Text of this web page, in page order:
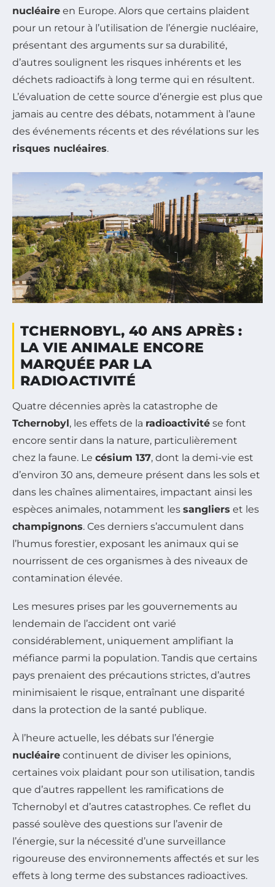
nucléaire en Europe. Alors que certains plaident
pour un retour à l’utilisation de l’énergie nucléaire,
présentant des arguments sur sa durabilité,
d’autres soulignent les risques inhérents et les
déchets radioactifs à long terme qui en résultent.
L’évaluation de cette source d’énergie est plus que
jamais au centre des débats, notamment à l’aune
des événements récents et des révélations sur les
risques nucléaires.
TCHERNOBYL, 40 ANS APRÈS :
LA VIE ANIMALE ENCORE
MARQUÉE PAR LA
RADIOACTIVITÉ
Quatre décennies après la catastrophe de
Tchernobyl, les effets de la radioactivité se font
encore sentir dans la nature, particulièrement
chez la faune. Le césium 137, dont la demi-vie est
d’environ 30 ans, demeure présent dans les sols et
dans les chaînes alimentaires, impactant ainsi les
espèces animales, notamment les sangliers et les
champignons. Ces derniers s’accumulent dans
l’humus forestier, exposant les animaux qui se
nourrissent de ces organismes à des niveaux de
contamination élevée.
Les mesures prises par les gouvernements au
lendemain de l’accident ont varié
considérablement, uniquement amplifiant la
méfiance parmi la population. Tandis que certains
pays prenaient des précautions strictes, d’autres
minimisaient le risque, entraînant une disparité
dans la protection de la santé publique.
À l’heure actuelle, les débats sur l’énergie
nucléaire continuent de diviser les opinions,
certaines voix plaidant pour son utilisation, tandis
que d’autres rappellent les ramifications de
Tchernobyl et d’autres catastrophes. Ce reflet du
passé soulève des questions sur l’avenir de
l’énergie, sur la nécessité d’une surveillance
rigoureuse des environnements affectés et sur les
effets à long terme des substances radioactives.